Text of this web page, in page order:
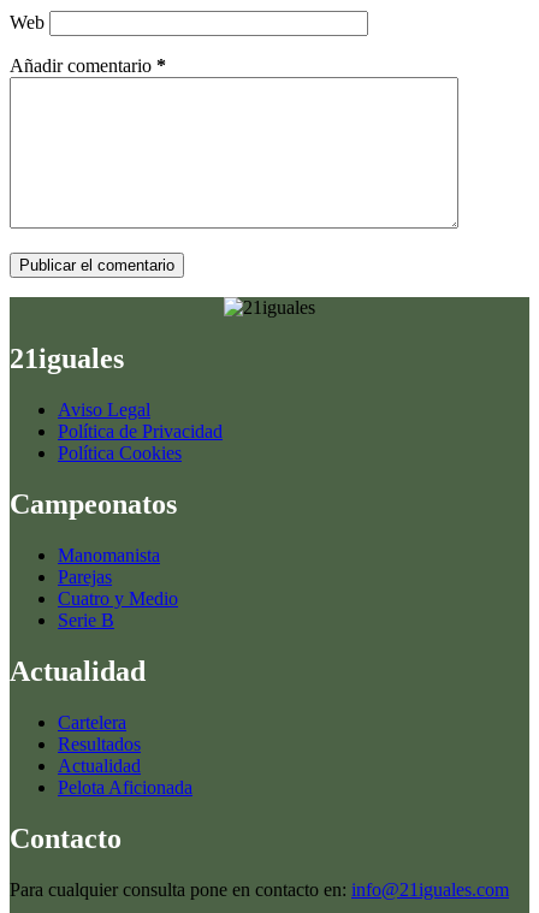
Web
Añadir comentario *
Publicar el comentario
21iguales
Aviso Legal
Política de Privacidad
Política Cookies
Campeonatos
Manomanista
Parejas
Cuatro y Medio
Serie B
Actualidad
Cartelera
Resultados
Actualidad
Pelota Aficionada
Contacto
Para cualquier consulta pone en contacto en: info@21iguales.com